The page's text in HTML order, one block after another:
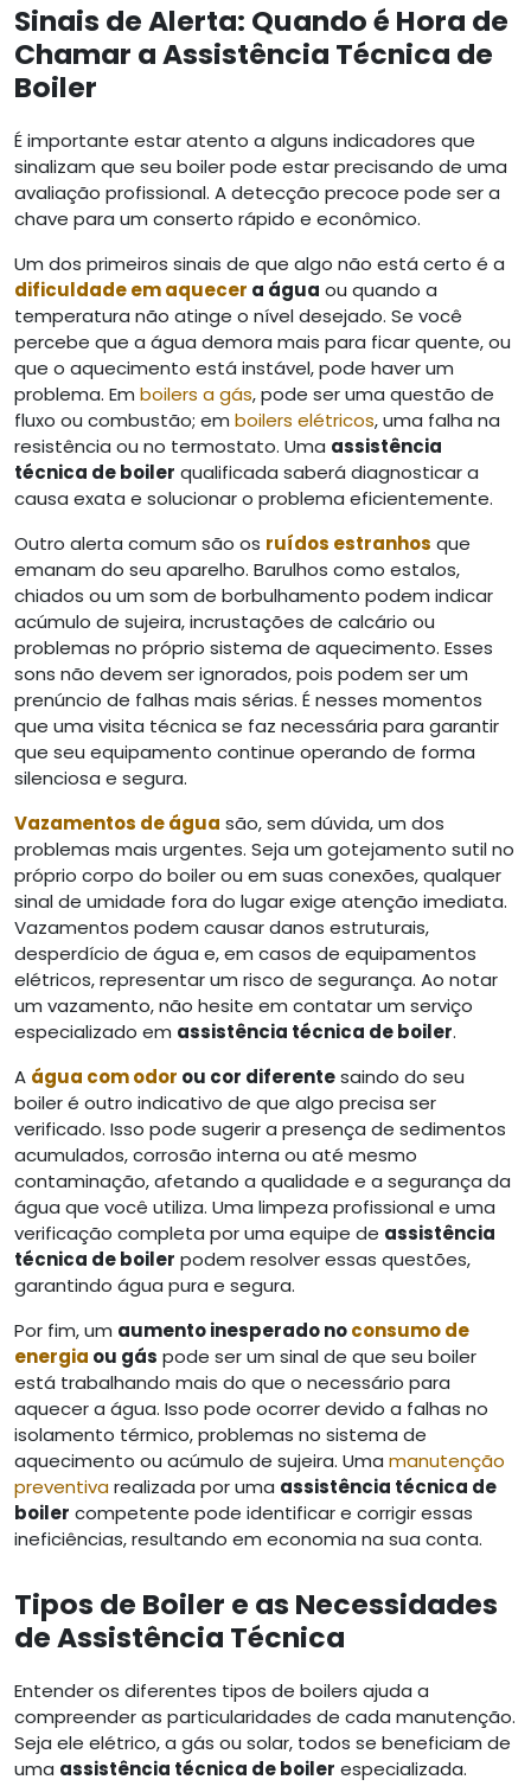
Sinais de Alerta: Quando é Hora de
Chamar a Assistência Técnica de
Boiler
É importante estar atento a alguns indicadores que
sinalizam que seu boiler pode estar precisando de uma
avaliação profissional. A detecção precoce pode ser a
chave para um conserto rápido e econômico.
Um dos primeiros sinais de que algo não está certo é a
dificuldade em aquecer a água ou quando a
temperatura não atinge o nível desejado. Se você
percebe que a água demora mais para ficar quente, ou
que o aquecimento está instável, pode haver um
problema. Em boilers a gás, pode ser uma questão de
fluxo ou combustão; em boilers elétricos, uma falha na
resistência ou no termostato. Uma assistência
técnica de boiler qualificada saberá diagnosticar a
causa exata e solucionar o problema eficientemente.
Outro alerta comum são os ruídos estranhos que
emanam do seu aparelho. Barulhos como estalos,
chiados ou um som de borbulhamento podem indicar
acúmulo de sujeira, incrustações de calcário ou
problemas no próprio sistema de aquecimento. Esses
sons não devem ser ignorados, pois podem ser um
prenúncio de falhas mais sérias. É nesses momentos
que uma visita técnica se faz necessária para garantir
que seu equipamento continue operando de forma
silenciosa e segura.
Vazamentos de água são, sem dúvida, um dos
problemas mais urgentes. Seja um gotejamento sutil no
próprio corpo do boiler ou em suas conexões, qualquer
sinal de umidade fora do lugar exige atenção imediata.
Vazamentos podem causar danos estruturais,
desperdício de água e, em casos de equipamentos
elétricos, representar um risco de segurança. Ao notar
um vazamento, não hesite em contatar um serviço
especializado em assistência técnica de boiler.
A água com odor ou cor diferentesaindo do seu
boiler é outro indicativo de que algo precisa ser
verificado. Isso pode sugerir a presença de sedimentos
acumulados, corrosão interna ou até mesmo
contaminação, afetando a qualidade e a segurança da
água que você utiliza. Uma limpeza profissional e uma
verificação completa por uma equipe de assistência
técnica de boiler podem resolver essas questões,
garantindo água pura e segura.
Por fim, um aumento inesperado noconsumo de
energia ou gás pode ser um sinal de que seu boiler
está trabalhando mais do que o necessário para
aquecer a água. Isso pode ocorrer devido a falhas no
isolamento térmico, problemas no sistema de
aquecimento ou acúmulo de sujeira. Uma manutenção
preventivarealizada por uma assistência técnica de
boiler competente pode identificar e corrigir essas
ineficiências, resultando em economia na sua conta.
Tipos de Boiler e as Necessidades
de Assistência Técnica
Entender os diferentes tipos de boilers ajuda a
compreender as particularidades de cada manutenção.
Seja ele elétrico, a gás ou solar, todos se beneficiam de
uma assistência técnica de boiler especializada.